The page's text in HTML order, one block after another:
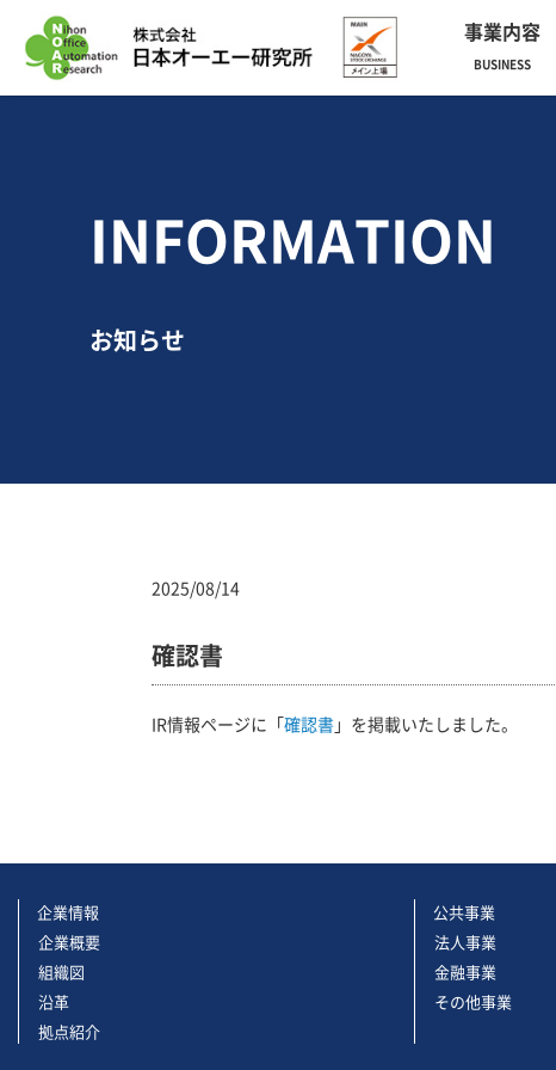
事業内容
BUSINESS
INFORMATION
お知らせ
2025/08/14
確認書
IR情報ページに「確認書」を掲載いたしました。
企業情報
企業概要
組織図
沿革
拠点紹介
公共事業
法人事業
金融事業
その他事業